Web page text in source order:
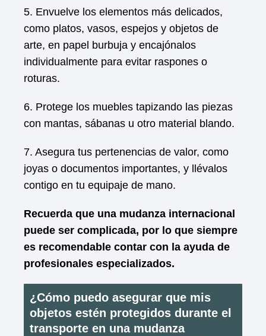
5. Envuelve los elementos más delicados,
como platos, vasos, espejos y objetos de
arte, en papel burbuja y encajónalos
individualmente para evitar raspones o
roturas.
6. Protege los muebles tapizando las piezas
con mantas, sábanas u otro material blando.
7. Asegura tus pertenencias de valor, como
joyas o documentos importantes, y llévalos
contigo en tu equipaje de mano.
Recuerda que una mudanza internacional
puede ser complicada, por lo que siempre
es recomendable contar con la ayuda de
profesionales especializados.
¿Cómo puedo asegurar que mis
objetos estén protegidos durante el
transporte en una mudanza